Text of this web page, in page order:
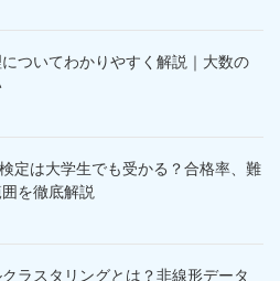
ついてわかりやすく解説｜大数の
検定は大学生でも受かる？合格率、難
を徹底解説
ラスタリングとは？非線形データ